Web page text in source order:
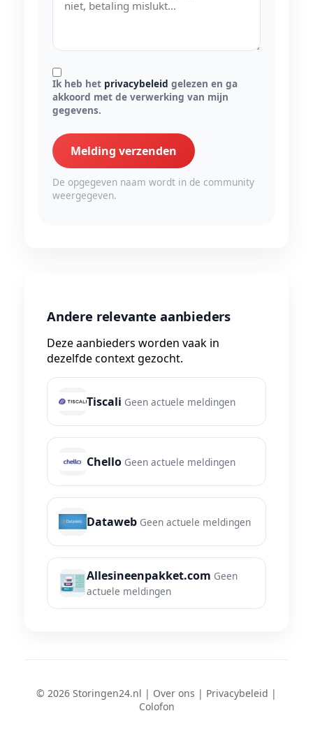
Ik heb het privacybeleid gelezen en ga
akkoord met de verwerking van mijn
gegevens.
Melding verzenden
De opgegeven naam wordt in de community
weergegeven.
Andere relevante aanbieders
Deze aanbieders worden vaak in
dezelfde context gezocht.
Tiscali Geen actuele meldingen
Chello Geen actuele meldingen
Dataweb Geen actuele meldingen
Allesineenpakket.com Geen
actuele meldingen
© 2026 Storingen24.nl | Over ons | Privacybeleid |
Colofon